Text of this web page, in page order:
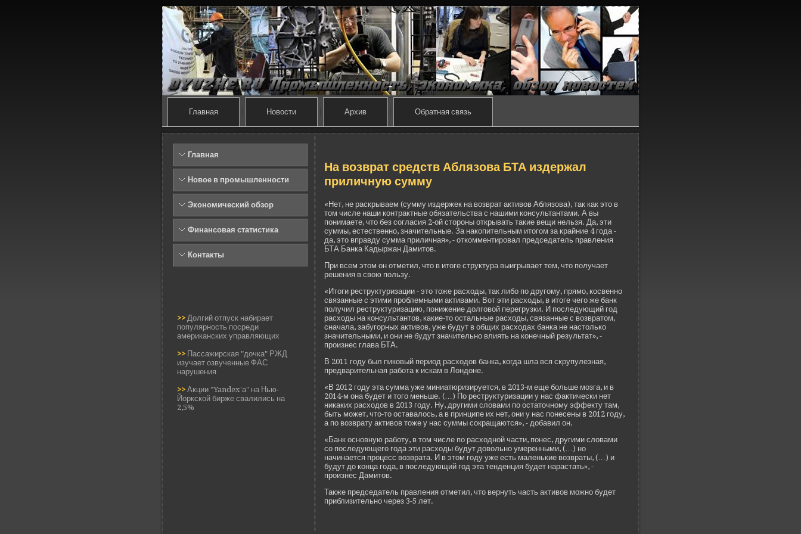
Главная Новости Архив Обратная связь
Главная
Новое в промышленности
Экономический обзор
Финансовая статистика
Контакты
>> Долгий отпуск набирает
популярность посреди
американских управляющих
>> Пассажирская "дочка" РЖД
изучает озвученные ФАС
нарушения
>> Акции "Yandex'а" на Нью-
Йоркской бирже свалились на
2,5%
На возврат средств Аблязова БТА изде­ржал
приличную сумму
«Нет, не раскрываем (сумму изде­ржек на возврат активов Аблязова), так как это в
том числе наши контрактные обязательства с нашими консультантами. А вы
понимаете, что без согласия 2-ой стороны открывать такие ве­щи нельзя. Да, эти
суммы, естестве­нно, значительные. За накопительным итогом за крайние 4 года -
да, это вправду сумма приличная», - откомментировал председатель правления
БТА Банка Кадыржан Дамитов.
При всем этом он отметил, что в итоге структура выигрывает тем, что получает
решения в свою пользу.
«Итоги реструктуризации - это тоже расходы, так либо по другому, прямо, косве­нно
связанные с этими проблемными активами. Вот эти расходы, в итоге чего же банк
получил реструктуризацию, понижение долговой перегрузки. И последующий год
расходы на консультантов, какие-то остальные расходы, связанные с возвратом,
сначала, забугорных активов, уже будут в общих расходах банка не настолько
значительными, и они не будут значительно влиять на конечный результат», -
произнес глава БТА.
В 2011 году был пиковый период расходов банка, когда шла вся скрупулезная,
предварительная работа к искам в Лондоне.
«В 2012 году эта сумма уже миниатюризируется, в 2013-м еще больше мозга, и в
2014-м она буде­т и того меньше. (…) По реструктуризации у нас фактически нет
никаких расходов в 2013 году. Ну, другими словами по остаточному эффекту там,
быть может, что-то оставалось, а в принципе их нет, они у нас понесены в 2012 году,
а по возврату активов тоже у нас суммы сокращаются», - добавил он.
«Банк основную работу, в том числе по расходной части, понес, другими словами
со последующего года эти расходы будут довольно умеренными, (…) но
начинается процесс возврата. И в этом году уже есть маленькие возвраты, (…) и
будут до конца года, в последующий год эта тенде­нция буде­т нарастать», -
произнес Дамитов.
Также председатель правления отметил, что ве­рнуть часть активов можно буде­т
приблизительно через 3-5 лет.